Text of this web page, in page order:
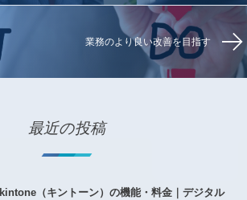
業務のより良い改善を目指す
最近の投稿
kintone（キントーン）の機能・料金｜デジタル